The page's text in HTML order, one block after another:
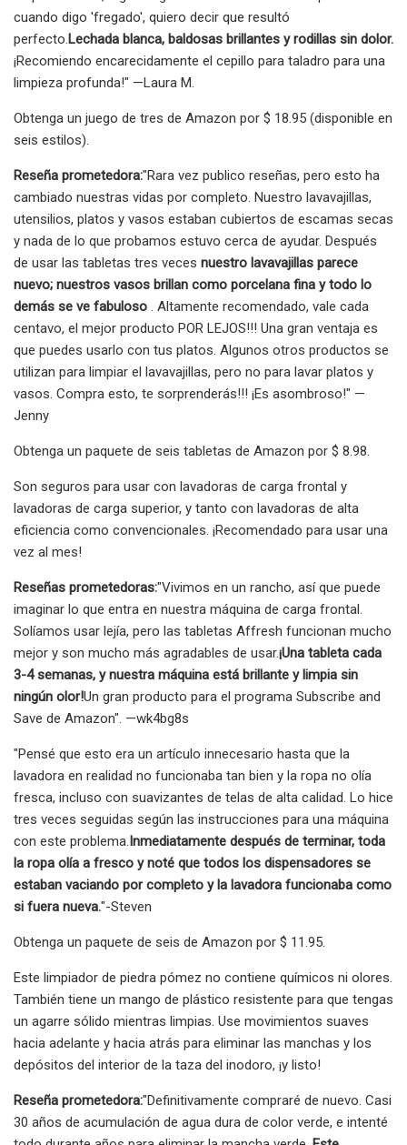
cuando digo 'fregado', quiero decir que resultó
perfecto.Lechada blanca, baldosas brillantes y rodillas sin dolor.
¡Recomiendo encarecidamente el cepillo para taladro para una
limpieza profunda!" —Laura M.
Obtenga un juego de tres de Amazon por $ 18.95 (disponible en
seis estilos).
Reseña prometedora:"Rara vez publico reseñas, pero esto ha
cambiado nuestras vidas por completo. Nuestro lavavajillas,
utensilios, platos y vasos estaban cubiertos de escamas secas
y nada de lo que probamos estuvo cerca de ayudar. Después
de usar las tabletas tres veces nuestro lavavajillas parece
nuevo; nuestros vasos brillan como porcelana fina y todo lo
demás se ve fabuloso . Altamente recomendado, vale cada
centavo, el mejor producto POR LEJOS!!! Una gran ventaja es
que puedes usarlo con tus platos. Algunos otros productos se
utilizan para limpiar el lavavajillas, pero no para lavar platos y
vasos. Compra esto, te sorprenderás!!! ¡Es asombroso!" —
Jenny
Obtenga un paquete de seis tabletas de Amazon por $ 8.98.
Son seguros para usar con lavadoras de carga frontal y
lavadoras de carga superior, y tanto con lavadoras de alta
eficiencia como convencionales. ¡Recomendado para usar una
vez al mes!
Reseñas prometedoras:"Vivimos en un rancho, así que puede
imaginar lo que entra en nuestra máquina de carga frontal.
Solíamos usar lejía, pero las tabletas Affresh funcionan mucho
mejor y son mucho más agradables de usar.¡Una tableta cada
3-4 semanas, y nuestra máquina está brillante y limpia sin
ningún olor!Un gran producto para el programa Subscribe and
Save de Amazon". —wk4bg8s
"Pensé que esto era un artículo innecesario hasta que la
lavadora en realidad no funcionaba tan bien y la ropa no olía
fresca, incluso con suavizantes de telas de alta calidad. Lo hice
tres veces seguidas según las instrucciones para una máquina
con este problema.Inmediatamente después de terminar, toda
la ropa olía a fresco y noté que todos los dispensadores se
estaban vaciando por completo y la lavadora funcionaba como
si fuera nueva."-Steven
Obtenga un paquete de seis de Amazon por $ 11.95.
Este limpiador de piedra pómez no contiene químicos ni olores.
También tiene un mango de plástico resistente para que tengas
un agarre sólido mientras limpias. Use movimientos suaves
hacia adelante y hacia atrás para eliminar las manchas y los
depósitos del interior de la taza del inodoro, ¡y listo!
Reseña prometedora:"Definitivamente compraré de nuevo. Casi
30 años de acumulación de agua dura de color verde, e intenté